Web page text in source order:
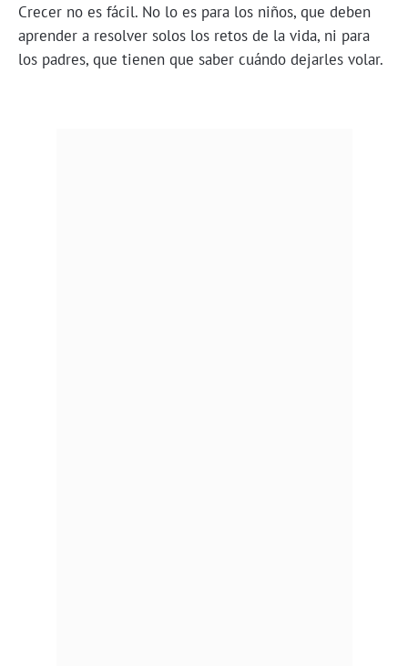
Crecer no es fácil. No lo es para los niños, que deben
aprender a resolver solos los retos de la vida, ni para
los padres, que tienen que saber cuándo dejarles volar.